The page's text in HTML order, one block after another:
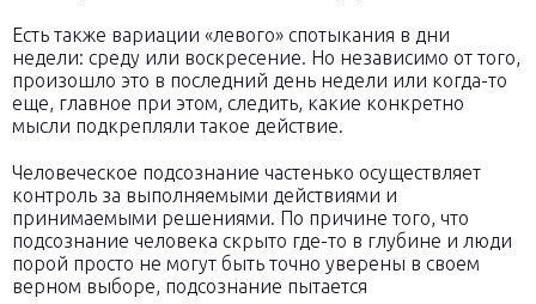
Есть также вариации «левого» спотыкания в дни
недели: среду или воскресение. Но независимо от того,
произошло это в последний день недели или когда-то
еще, главное при этом, следить, какие конкретно
мысли подкрепляли такое действие.
Человеческое подсознание частенько осуществляет
контроль за выполняемыми действиями и
принимаемыми решениями. По причине того, что
подсознание человека скрыто где-то в глубине и люди
порой просто не могут быть точно уверены в своем
верном выборе, подсознание пытается